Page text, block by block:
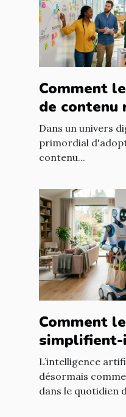
Comment
de
Dans un univers
primordial
contenu...
Comment
L’intelligence
désormais
dans le quotidien